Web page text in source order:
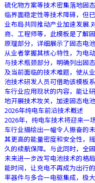
硫化物方案等技术密集落地固
临界面稳定性等技术障碍，但
业布局共同推动产业加速发展.
商、工程师等，此模板是了解
原理部分，详细展示了固态电
从业者掌握其核心特性，为电
与技术瓶颈部分，明确列出固
及当前面临的技术难题，使从
池技术研发人员可借助该模板
车行业应用现状的内容，能让
地开展技术攻关，加速固态电
2026年纯电车前沿技术概述
2026年，纯电车技术将迎来一
车行业描绘出一幅令人振奋的
其更高的能量密度和安全性，
久的续航保障。与此同时，全
未来进一步改写电池技术的格
能时间，让充电不再成为出行
率器件与多合一电驱集成，极